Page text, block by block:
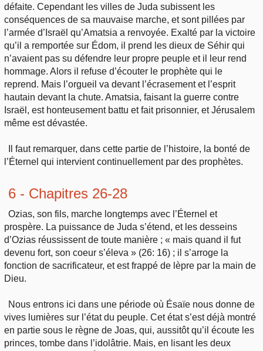
défaite. Cependant les villes de Juda subissent les
conséquences de sa mauvaise marche, et sont pillées par
l’armée d’Israël qu’Amatsia a renvoyée. Exalté par la victoire
qu’il a remportée sur Édom, il prend les dieux de Séhir qui
n’avaient pas su défendre leur propre peuple et il leur rend
hommage. Alors il refuse d’écouter le prophète qui le
reprend. Mais l’orgueil va devant l’écrasement et l’esprit
hautain devant la chute. Amatsia, faisant la guerre contre
Israël, est honteusement battu et fait prisonnier, et Jérusalem
même est dévastée.
Il faut remarquer, dans cette partie de l’histoire, la bonté de
l’Éternel qui intervient continuellement par des prophètes.
6 - Chapitres 26-28
Ozias, son fils, marche longtemps avec l’Éternel et
prospère. La puissance de Juda s’étend, et les desseins
d’Ozias réussissent de toute manière ; « mais quand il fut
devenu fort, son coeur s’éleva » (26: 16) ; il s’arroge la
fonction de sacrificateur, et est frappé de lèpre par la main de
Dieu.
Nous entrons ici dans une période où Ésaïe nous donne de
vives lumières sur l’état du peuple. Cet état s’est déjà montré
en partie sous le règne de Joas, qui, aussitôt qu’il écoute les
princes, tombe dans l’idolâtrie. Mais, en lisant les deux